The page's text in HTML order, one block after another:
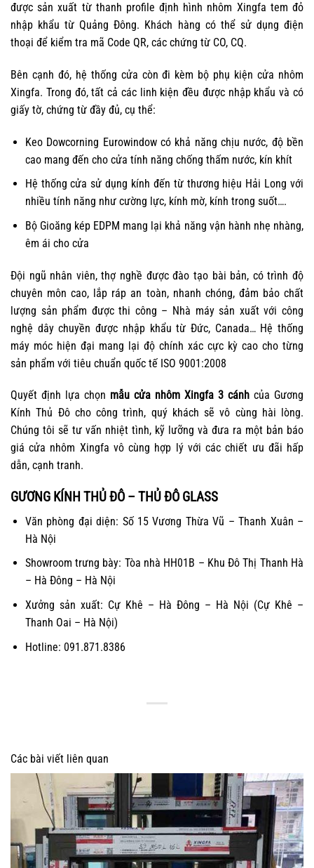
được sản xuất từ thanh profile định hình nhôm Xingfa tem đỏ
nhập khẩu từ Quảng Đông. Khách hàng có thể sử dụng điện
thoại để kiểm tra mã Code QR, các chứng từ CO, CQ.
Bên cạnh đó, hệ thống cửa còn đi kèm bộ phụ kiện cửa nhôm
Xingfa. Trong đó, tất cả các linh kiện đều được nhập khẩu và có
giấy tờ, chứng từ đầy đủ, cụ thể:
Keo Dowcorning Eurowindow có khả năng chịu nước, độ bền
cao mang đến cho cửa tính năng chống thấm nước, kín khít
Hệ thống cửa sử dụng kính đến từ thương hiệu Hải Long với
nhiều tính năng như cường lực, kính mờ, kính trong suốt….
Bộ Gioăng kép EDPM mang lại khả năng vận hành nhẹ nhàng,
êm ái cho cửa
Đội ngũ nhân viên, thợ nghề được đào tạo bài bản, có trình độ
chuyên môn cao, lắp ráp an toàn, nhanh chóng, đảm bảo chất
lượng sản phẩm được thi công – Nhà máy sản xuất với công
nghệ dây chuyền được nhập khẩu từ Đức, Canada… Hệ thống
máy móc hiện đại mang lại độ chính xác cực kỳ cao cho từng
sản phẩm với tiêu chuẩn quốc tế ISO 9001:2008
Quyết định lựa chọn mẫu cửa nhôm Xingfa 3 cánh của Gương
Kính Thủ Đô cho công trình, quý khách sẽ vô cùng hài lòng.
Chúng tôi sẽ tư vấn nhiệt tình, kỹ lưỡng và đưa ra một bản báo
giá cửa nhôm Xingfa vô cùng hợp lý với các chiết ưu đãi hấp
dẫn, cạnh tranh.
GƯƠNG KÍNH THỦ ĐÔ – THỦ ĐÔ GLASS
Văn phòng đại diện: Số 15 Vương Thừa Vũ – Thanh Xuân –
Hà Nội
Showroom trưng bày: Tòa nhà HH01B – Khu Đô Thị Thanh Hà
– Hà Đông – Hà Nội
Xưởng sản xuất: Cự Khê – Hà Đông – Hà Nội (Cự Khê –
Thanh Oai – Hà Nội)
Hotline: 091.871.8386
Các bài viết liên quan